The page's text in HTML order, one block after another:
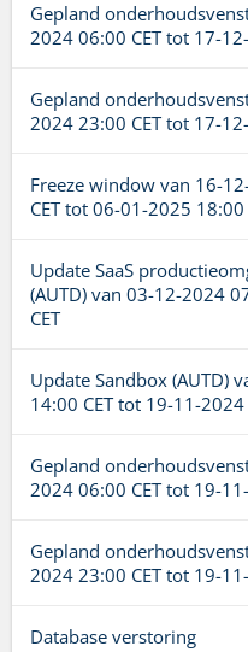
Gepland
2024 06:00 CETtot 17-
Gepland
2024 23:00 CETtot 17-
Freeze window van 16-
CETtot 06-01-2025 18:00
Update SaaS
(AUTD) van 03-12-2024
CET
Update Sandbox (AUTD)
14:00 CETtot 19-11-2024
Gepland
2024 06:00 CETtot 19-
Gepland
2024 23:00 CETtot 19-
Database verstoring